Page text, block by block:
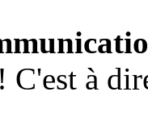
! C'est à